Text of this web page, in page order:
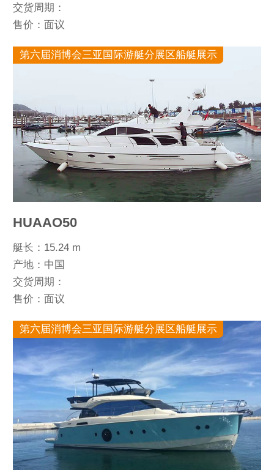
交货周期：
售价：面议
第六届消博会三亚国际游艇分展区船艇展示
HUAAO50
艇长：15.24 m
产地：中国
交货周期：
售价：面议
第六届消博会三亚国际游艇分展区船艇展示